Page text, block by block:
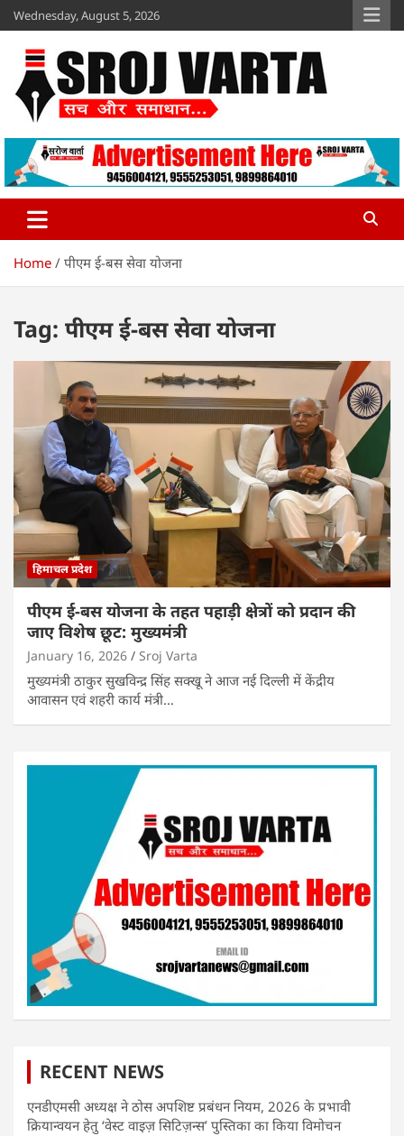
Skip
to
content
Wednesday, August 5, 2026
Sroj Varta
www.srojvarta.in
Home पीएम ई-बस सेवा योजना
Tag: पीएम ई-बस सेवा योजना
हिमाचल प्रदेश
पीएम ई-बस योजना के तहत पहाड़ी क्षेत्रों को प्रदान की
जाए विशेष छूट: मुख्यमंत्री
January 16, 2026 Sroj Varta
मुख्यमंत्री ठाकुर सुखविन्द्र सिंह सक्खू ने आज नई दिल्ली में केंद्रीय
आवासन एवं शहरी कार्य मंत्री…
RECENT NEWS
एनडीएमसी अध्यक्ष ने ठोस अपशिष्ट प्रबंधन नियम, 2026 के प्रभावी
क्रियान्वयन हेतु ‘वेस्ट वाइज़ सिटिज़न्स’ पुस्तिका का किया विमोचन